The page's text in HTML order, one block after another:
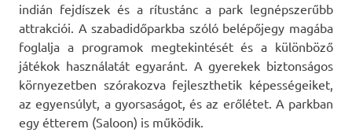
indián fejdíszek és a rítustánc a park legnépszerűbb
attrakciói. A szabadidőparkba szóló belépőjegy magába
foglalja a programok megtekintését és a különböző
játékok használatát egyaránt. A gyerekek biztonságos
környezetben szórakozva fejleszthetik képességeiket,
az egyensúlyt, a gyorsaságot, és az erőlétet. A parkban
egy étterem (Saloon) is működik.